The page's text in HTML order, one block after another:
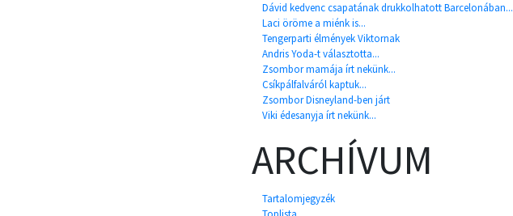
Dávid kedvenc csapatának drukkolhatott Barcelonában...
Laci öröme a miénk is...
Tengerparti élmények Viktornak
Andris Yoda-t választotta...
Zsombor mamája írt nekünk...
Csíkpálfalváról kaptuk...
Zsombor Disneyland-ben járt
Viki édesanyja írt nekünk...
ARCHÍVUM
Tartalomjegyzék